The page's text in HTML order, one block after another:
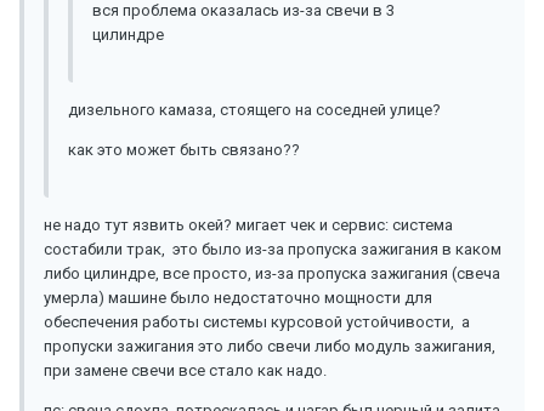
вся проблема оказалась из-за свечи в 3
цилиндре
дизельного камаза, стоящего на соседней улице?
как это может быть связано??
не надо тут язвить окей? мигает чек и сервис: система
состабили трак, это было из-за пропуска зажигания в каком
либо цилиндре, все просто, из-за пропуска зажигания (свеча
умерла) машине было недостаточно мощности для
обеспечения работы системы курсовой устойчивости, а
пропуски зажигания это либо свечи либо модуль зажигания,
при замене свечи все стало как надо.